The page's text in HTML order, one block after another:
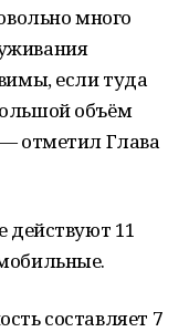
много
если туда
объём
отметил Глава
действуют 11
составляет 7